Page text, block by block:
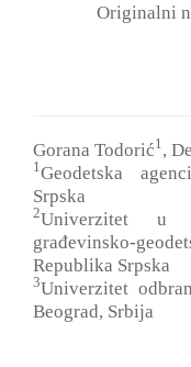
Originalni
Gorana Todorić1,
1Geodetska
Srpska
2Univerzitet u
građevinsko-
Republika Srpska
3Univerzitet
Beograd, Srbija